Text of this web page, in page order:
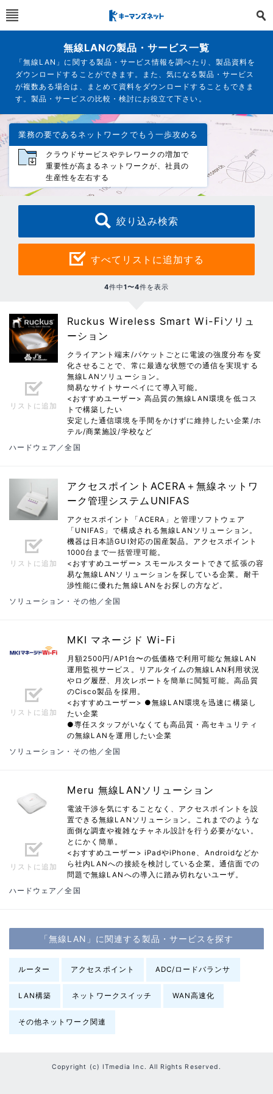
無線LANの製品・サービス一覧
「無線LAN」に関する製品・サービス情報を調べたり、製品資料を
ダウンロードすることができます。また、気になる製品・サービス
が複数ある場合は、まとめて資料をダウンロードすることもできま
す。製品・サービスの比較・検討にお役立て下さい。
業務の要であるネットワークでもう一歩攻める
クラウドサービスやテレワークの増加で
重要性が高まるネットワークが、社員の
生産性を左右する
絞り込み検索
すべてリストに追加する
4件中1〜4件を表示
リストに追加
Ruckus Wireless Smart Wi-Fiソリュ
ーション
クライアント端末/パケットごとに電波の強度分布を変
化させることで、常に最適な状態での通信を実現する
無線LANソリューション。
簡易なサイトサーベイにて導入可能。
<おすすめユーザー> 高品質の無線LAN環境を低コス
トで構築したい
安定した通信環境を手間をかけずに維持したい企業/ホ
テル/商業施設/学校など
ハードウェア／全国
リストに追加
アクセスポイントACERA＋無線ネットワ
ーク管理システムUNIFAS
アクセスポイント「ACERA」と管理ソフトウェア
「UNIFAS」で構成される無線LANソリューション。
機器は日本語GUI対応の国産製品。アクセスポイント
1000台まで一括管理可能。
<おすすめユーザー> スモールスタートできて拡張の容
易な無線LANソリューションを探している企業。耐干
渉性能に優れた無線LANをお探しの方など。
ソリューション・その他／全国
リストに追加
MKI マネージド Wi-Fi
月額2500円/AP1台〜の低価格で利用可能な無線LAN
運用監視サービス。リアルタイムの無線LAN利用状況
やログ履歴、月次レポートを簡単に閲覧可能。高品質
のCisco製品を採用。
<おすすめユーザー> ●無線LAN環境を迅速に構築し
たい企業
●専任スタッフがいなくても高品質・高セキュリティ
の無線LANを運用したい企業
ソリューション・その他／全国
リストに追加
Meru 無線LANソリューション
電波干渉を気にすることなく、アクセスポイントを設
置できる無線LANソリューション。これまでのような
面倒な調査や複雑なチャネル設計を行う必要がない。
とにかく簡単。
<おすすめユーザー> iPadやiPhone、Androidなどか
ら社内LANへの接続を検討している企業。通信面での
問題で無線LANへの導入に踏み切れないユーザ。
ハードウェア／全国
「無線LAN」に関連する製品・サービスを探す
ルーター アクセスポイント ADC/ロードバランサ
LAN構築 ネットワークスイッチ WAN高速化
その他ネットワーク関連
Copyright (c) ITmedia Inc. All Rights Reserved.